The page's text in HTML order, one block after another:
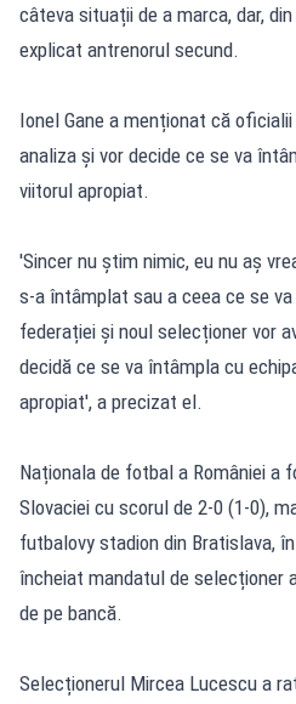
câteva situații de a marca, dar,
explicat antrenorul secund.
Ionel Gane a menționat că
analiza și vor decide ce se va
viitorul apropiat.
'Sincer nu știm nimic, eu nu aș
s-a întâmplat sau a ceea ce se
federației și noul selecționer vor
decidă ce se va întâmpla cu
apropiat', a precizat el.
Naționala de fotbal a României a
Slovaciei cu scorul de 2-0 (1-0),
futbalovy stadion din Bratislava,
încheiat mandatul de selecționer
de pe bancă.
Selecționerul Mircea Lucescu a